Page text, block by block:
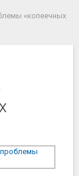
«копеечных